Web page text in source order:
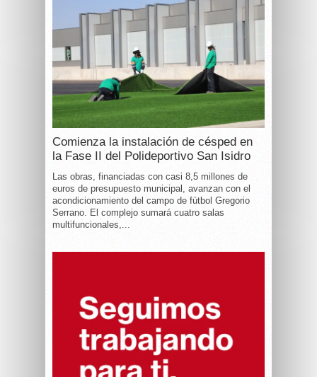
Comienza la instalación de césped en
la Fase II del Polideportivo San Isidro
Las obras, financiadas con casi 8,5 millones de
euros de presupuesto municipal, avanzan con el
acondicionamiento del campo de fútbol Gregorio
Serrano. El complejo sumará cuatro salas
multifuncionales,...